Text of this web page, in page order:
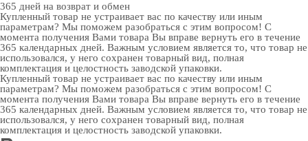
365 дней на возврат и обмен
Купленный товар не устраивает вас по качеству или иным
параметрам? Мы поможем разобраться с этим вопросом! С
момента получения Вами товара Вы вправе вернуть его в течение
365 календарных дней. Важным условием является то, что товар не
использовался, у него сохранен товарный вид, полная
комплектация и целостность заводской упаковки.
Купленный товар не устраивает вас по качеству или иным
параметрам? Мы поможем разобраться с этим вопросом! С
момента получения Вами товара Вы вправе вернуть его в течение
365 календарных дней. Важным условием является то, что товар не
использовался, у него сохранен товарный вид, полная
комплектация и целостность заводской упаковки.